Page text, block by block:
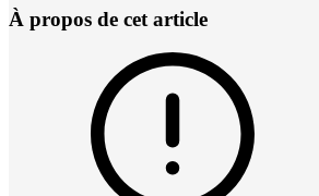
À propos de cet article